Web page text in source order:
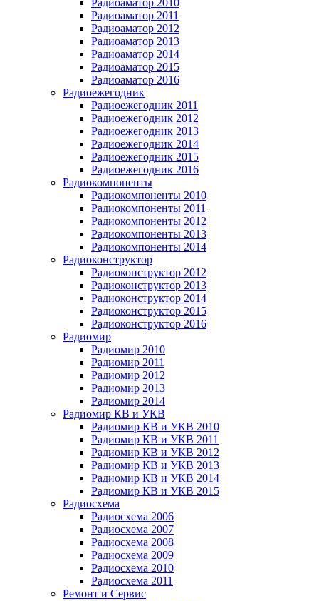
Радиоаматор 2010
Радиоаматор 2011
Радиоаматор 2012
Радиоаматор 2013
Радиоаматор 2014
Радиоаматор 2015
Радиоаматор 2016
Радиоежегодник
Радиоежегодник 2011
Радиоежегодник 2012
Радиоежегодник 2013
Радиоежегодник 2014
Радиоежегодник 2015
Радиоежегодник 2016
Радиокомпоненты
Радиокомпоненты 2010
Радиокомпоненты 2011
Радиокомпоненты 2012
Радиокомпоненты 2013
Радиокомпоненты 2014
Радиоконструктор
Радиоконструктор 2012
Радиоконструктор 2013
Радиоконструктор 2014
Радиоконструктор 2015
Радиоконструктор 2016
Радиомир
Радиомир 2010
Радиомир 2011
Радиомир 2012
Радиомир 2013
Радиомир 2014
Радиомир КВ и УКВ
Радиомир КВ и УКВ 2010
Радиомир КВ и УКВ 2011
Радиомир КВ и УКВ 2012
Радиомир КВ и УКВ 2013
Радиомир КВ и УКВ 2014
Радиомир КВ и УКВ 2015
Радиосхема
Радиосхема 2006
Радиосхема 2007
Радиосхема 2008
Радиосхема 2009
Радиосхема 2010
Радиосхема 2011
Ремонт и Сервис